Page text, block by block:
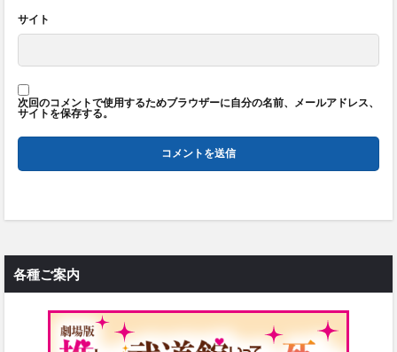
サイト
次回のコメントで使用するためブラウザーに自分の名前、メールアドレス、
サイトを保存する。
各種ご案内